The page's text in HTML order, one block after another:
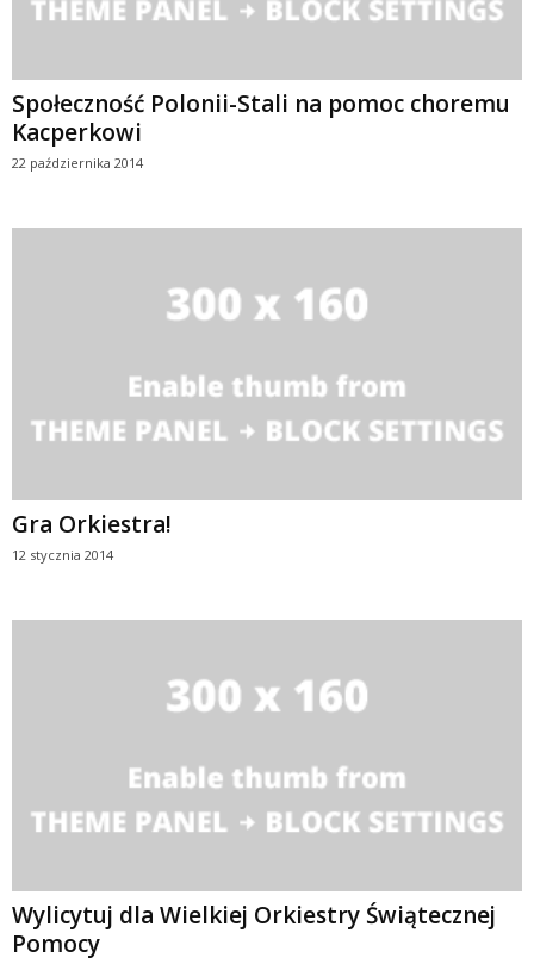
Społeczność Polonii-Stali na pomoc choremu
Kacperkowi
22 października 2014
Gra Orkiestra!
12 stycznia 2014
Wylicytuj dla Wielkiej Orkiestry Świątecznej
Pomocy